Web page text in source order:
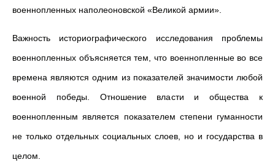
военнопленных наполеоновской «Великой армии».
Важность историографического исследования проблемы
военнопленных объясняется тем, что военнопленные во все
времена являются одним из показателей значимости любой
военной победы. Отношение власти и общества к
военнопленным является показателем степени гуманности
не только отдельных социальных слоев, но и государства в
целом.